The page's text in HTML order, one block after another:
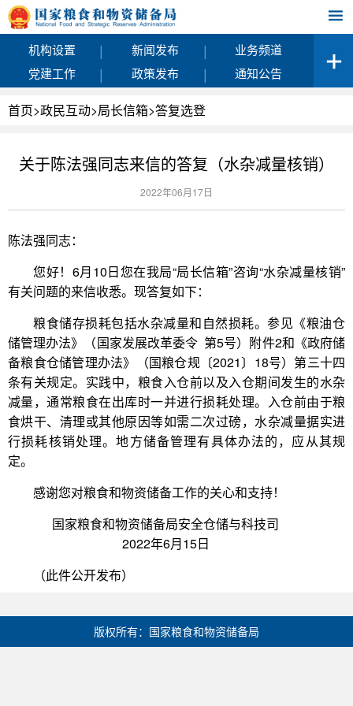
机构设置 | 新闻发布 |
业务频道
党建工作
| 政策发布 | 通知公告
首页>政民互动>局长信箱>答复选登
关于陈法强同志来信的答复（水杂减量核销）
2022年06月17日
陈法强同志：
您好！6月10日您在我局“局长信箱”咨询“水杂减量核销”
有关问题的来信收悉。现答复如下：
粮食储存损耗包括水杂减量和自然损耗。参见《粮油仓
储管理办法》（国家发展改革委令 第5号）附件2和《政府储
备粮食仓储管理办法》（国粮仓规〔2021〕18号）第三十四
条有关规定。实践中，粮食入仓前以及入仓期间发生的水杂
减量，通常粮食在出库时一并进行损耗处理。入仓前由于粮
食烘干、清理或其他原因等如需二次过磅，水杂减量据实进
行损耗核销处理。地方储备管理有具体办法的，应从其规
定。
感谢您对粮食和物资储备工作的关心和支持！
国家粮食和物资储备局安全仓储与科技司
2022年6月15日
（此件公开发布）
版权所有：国家粮食和物资储备局